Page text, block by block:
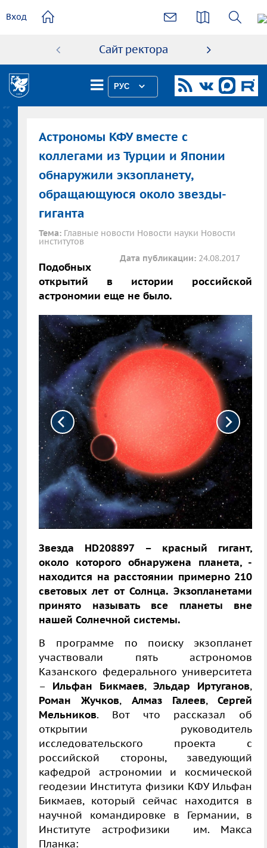
содержанию
Вход
Сайт ректора
РУС
Астрономы КФУ вместе с
коллегами из Турции и Японии
обнаружили экзопланету,
обращающуюся около звезды-
гиганта
Тема: Главные новости Новости науки Новости
институтов
Дата публикации: 24.08.2017
Подобных
открытий в истории российской
астрономии еще не было.
Звезда HD208897 – красный гигант,
около которого обнаружена планета, -
находится на расстоянии примерно 210
световых лет от Солнца. Экзопланетами
принято называть все планеты вне
нашей Солнечной системы.
В программе по поиску экзопланет
участвовали пять астрономов
Казанского федерального университета
– Ильфан Бикмаев, Эльдар Иртуганов,
Роман Жучков, Алмаз Галеев, Сергей
Мельников. Вот что рассказал об
открытии руководитель
исследовательского проекта с
российской стороны, заведующий
кафедрой астрономии и космической
геодезии Института физики КФУ Ильфан
Бикмаев, который сейчас находится в
научной командировке в Германии, в
Институте астрофизики им. Макса
Планка: